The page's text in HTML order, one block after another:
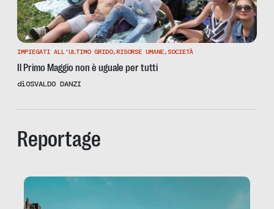
IMPIEGATI ALL'ULTIMO GRIDO,RISORSE UMANE, SOCIETÀ
Il Primo Maggio non è uguale per tutti
diOSVALDO DANZI
Reportage